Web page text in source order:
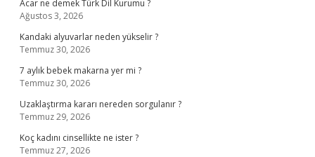
Acar ne demek Türk Dil Kurumu ?
Ağustos 3, 2026
Kandaki alyuvarlar neden yükselir ?
Temmuz 30, 2026
7 aylık bebek makarna yer mi ?
Temmuz 30, 2026
Uzaklaştırma kararı nereden sorgulanır ?
Temmuz 29, 2026
Koç kadını cinsellikte ne ister ?
Temmuz 27, 2026